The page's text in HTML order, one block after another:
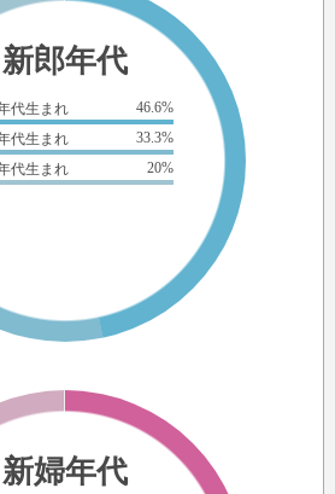
新郎年代
代生まれ
46.6%
代生まれ
33.3%
代生まれ
20%
新婦年代